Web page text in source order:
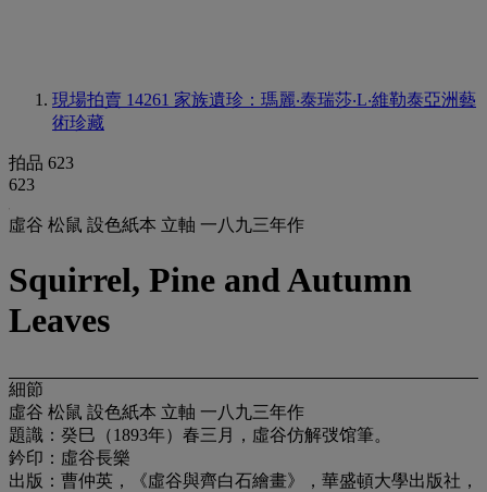
現場拍賣 14261 家族遺珍：瑪麗‧泰瑞莎‧L‧維勒泰亞洲藝
術珍藏
拍品 623
623
虛谷 松鼠 設色紙本 立軸 一八九三年作
Squirrel, Pine and Autumn
Leaves
細節
虛谷 松鼠 設色紙本 立軸 一八九三年作
題識：癸巳（1893年）春三月，虛谷仿解弢馆筆。
鈐印：虛谷長樂
出版：曹仲英，《虛谷與齊白石繪畫》，華盛頓大學出版社，